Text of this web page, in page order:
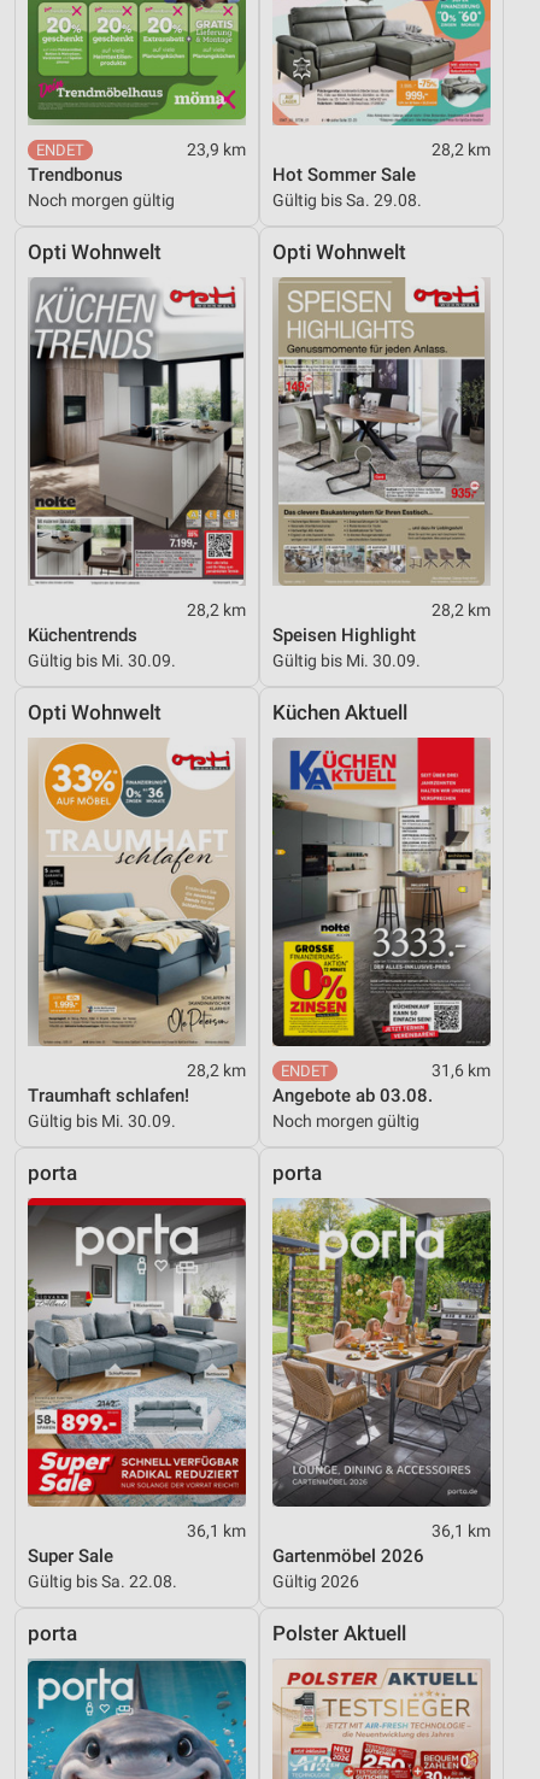
23,9 km
Trendbonus
Noch morgen gültig
28,2 km
Hot Sommer Sale
Gültig bis Sa. 29.08.
Opti Wohnwelt
28,2 km
Küchentrends
Gültig bis Mi. 30.09.
Opti Wohnwelt
28,2 km
Speisen Highlight
Gültig bis Mi. 30.09.
Opti Wohnwelt
28,2 km
Traumhaft schlafen!
Gültig bis Mi. 30.09.
Küchen Aktuell
31,6 km
Angebote ab 03.08.
Noch morgen gültig
porta
36,1 km
Super Sale
Gültig bis Sa. 22.08.
porta
36,1 km
Gartenmöbel 2026
Gültig 2026
porta Polster Aktuell